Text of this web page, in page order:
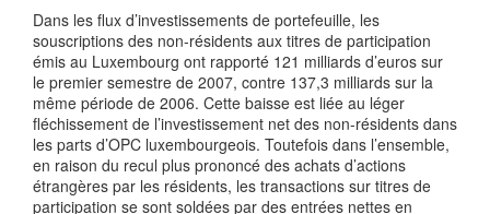
Dans les flux d’investissements de portefeuille, les
souscriptions des non-résidents aux titres de participation
émis au Luxembourg ont rapporté 121 milliards d’euros sur
le premier semestre de 2007, contre 137,3 milliards sur la
même période de 2006. Cette baisse est liée au léger
fléchissement de l’investissement net des non-résidents dans
les parts d’OPC luxembourgeois. Toutefois dans l’ensemble,
en raison du recul plus prononcé des achats d’actions
étrangères par les résidents, les transactions sur titres de
participation se sont soldées par des entrées nettes en